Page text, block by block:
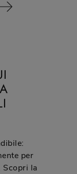
per
Scopri la